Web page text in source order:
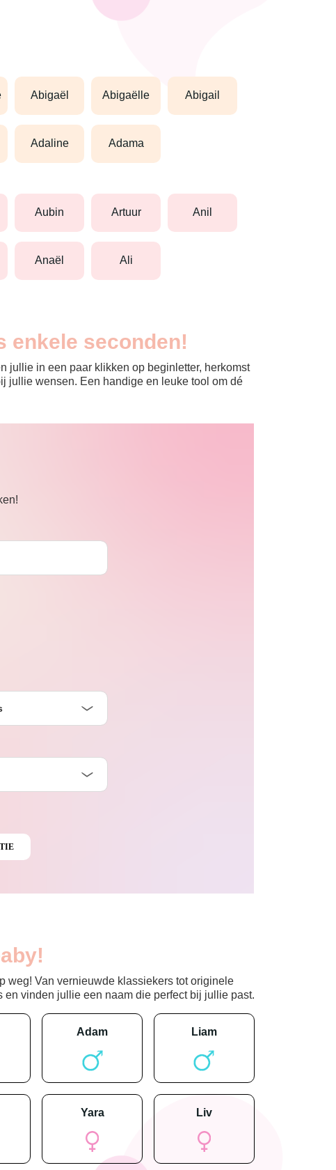
abigaël abigaëlle abigail
adaline adama
aubin artuur anil
anaël ali
enkele seconden!
jullie in een paar klikken op beginletter, herkomst
jullie wensen. Een handige en leuke tool om dé
weg! Van vernieuwde klassiekers tot originele
vinden jullie een naam die perfect bij jullie past.
adam liam
yara liv